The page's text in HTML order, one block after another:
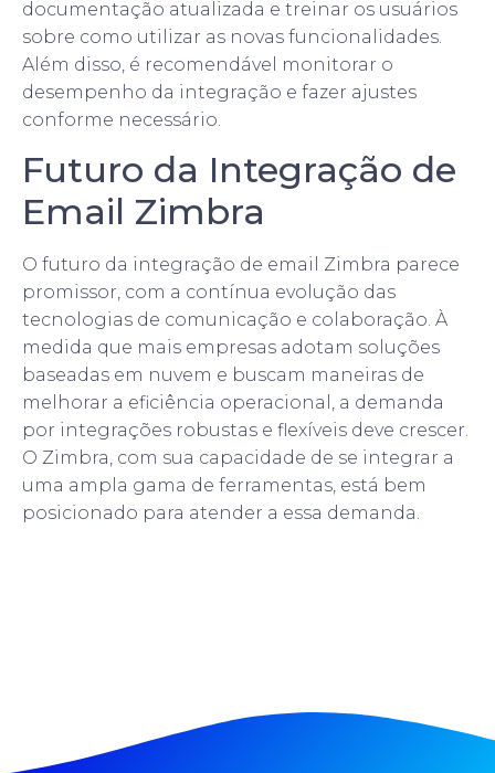
documentação atualizada e treinar os usuários
sobre como utilizar as novas funcionalidades.
Além disso, é recomendável monitorar o
desempenho da integração e fazer ajustes
conforme necessário.
Futuro da Integração de
Email Zimbra
O futuro da integração de email Zimbra parece
promissor, com a contínua evolução das
tecnologias de comunicação e colaboração. À
medida que mais empresas adotam soluções
baseadas em nuvem e buscam maneiras de
melhorar a eficiência operacional, a demanda
por integrações robustas e flexíveis deve crescer.
O Zimbra, com sua capacidade de se integrar a
uma ampla gama de ferramentas, está bem
posicionado para atender a essa demanda.